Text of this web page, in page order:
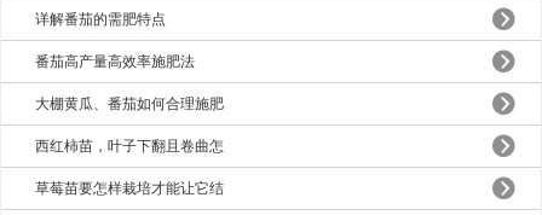
详解番茄的需肥特点
番茄高产量高效率施肥法
大棚黄瓜、番茄如何合理施肥
西红柿苗，叶子下翻且卷曲怎
草莓苗要怎样栽培才能让它结